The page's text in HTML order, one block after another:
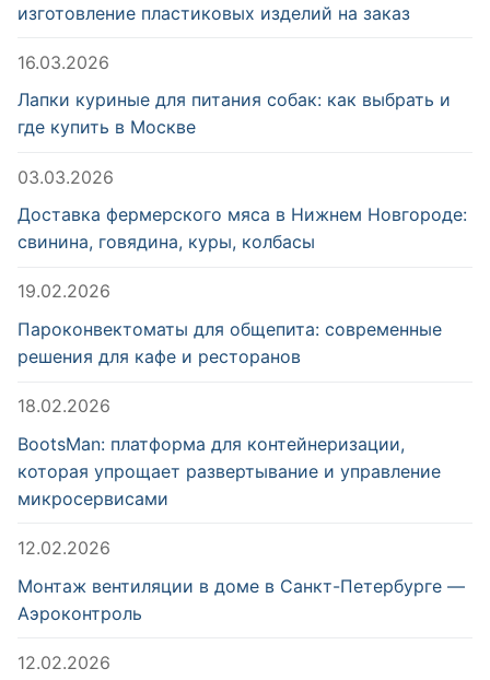
изготовление пластиковых изделий на заказ
16.03.2026
Лапки куриные для питания собак: как выбрать и
где купить в Москве
03.03.2026
Доставка фермерского мяса в Нижнем Новгороде:
свинина, говядина, куры, колбасы
19.02.2026
Пароконвектоматы для общепита: современные
решения для кафе и ресторанов
18.02.2026
BootsMan: платформа для контейнеризации,
которая упрощает развертывание и управление
микросервисами
12.02.2026
Монтаж вентиляции в доме в Санкт-Петербурге —
Аэроконтроль
12.02.2026